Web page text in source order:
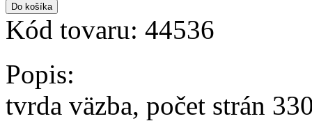
Kód tovaru: 44536
Popis:
tvrda väzba, počet strán